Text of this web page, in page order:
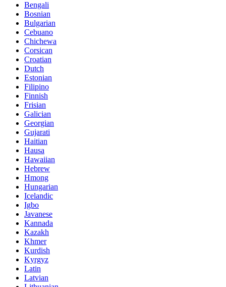
Bengali
Bosnian
Bulgarian
Cebuano
Chichewa
Corsican
Croatian
Dutch
Estonian
Filipino
Finnish
Frisian
Galician
Georgian
Gujarati
Haitian
Hausa
Hawaiian
Hebrew
Hmong
Hungarian
Icelandic
Igbo
Javanese
Kannada
Kazakh
Khmer
Kurdish
Kyrgyz
Latin
Latvian